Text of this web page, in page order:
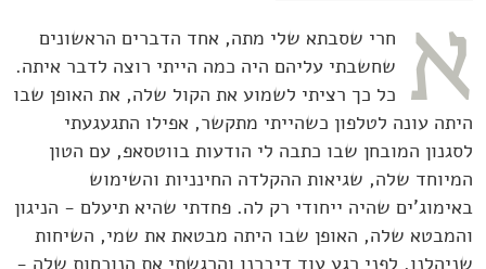
א
חרי שסבתא שלי מתה, אחד הדברים הראשונים
שחשבתי עליהם היה כמה הייתי רוצה לדבר איתה.
כל כך רציתי לשמוע את הקול שלה, את האופן שבו
היתה עונה לטלפון כשהייתי מתקשר, אפילו התגעגעתי
לסגנון המובחן שבו כתבה לי הודעות בווטסאפ, עם הטון
המיוחד שלה, שגיאות ההקלדה החינניות והשימוש
באימוג'ים שהיה ייחודי רק לה. פחדתי שהיא תיעלם - הניגון
והמבטא שלה, האופן שבו היתה מבטאת את שמי, השיחות
שניהלנו. לפני רגע עוד דיברנו והרגשתי את הנוכחות שלה -